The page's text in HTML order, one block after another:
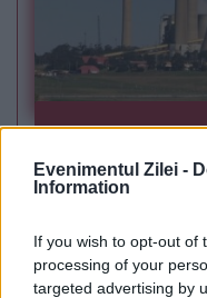
Evenimentul Zilei -
Information
If you wish to opt-out of
processing of your
targeted advertising by
PSD cere
menținerea